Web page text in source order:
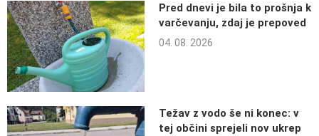
Pred dnevi je bila to prošnja k
varčevanju, zdaj je prepoved
04. 08. 2026
Težav z vodo še ni konec: v
tej občini sprejeli nov ukrep